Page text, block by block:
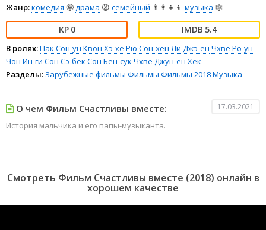
Жанр:комедия 🤪драма 😫 семейный 👨‍👩‍👧‍👦 музыка 🎼
0 5.4
В ролях:Пак Сон-ун Квон Хэ-хё Рю Сон-хён Ли Джэ-ён Чхве Ро-ун
Чон Ин-ги Сон Сэ-бёк Сон Бён-сук Чхве Джун-ён Хёк
Разделы: Зарубежные фильмы Фильмы Фильмы 2018Музыка
О чем Фильм Счастливы вместе: 17.03.2021
История мальчика и его папы-музыканта.
Смотреть Фильм Счастливы вместе (2018) онлайн в
хорошем качестве